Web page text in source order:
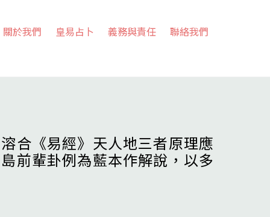
關於我們 皇易占卜 義務與責任 聯絡我們
合《易經》天人地三者原理應
前輩卦例為藍本作解說，以多